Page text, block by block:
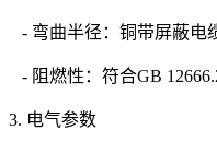
- 弯曲半径：铜带屏蔽电
- 阻燃性：符合GB
3. 电气参数